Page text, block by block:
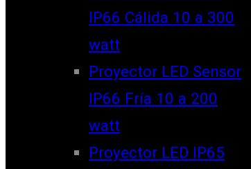
IP66 Cálida 10 a 300
watt
Proyector LED Sensor
IP66 Fría 10 a 200
watt
Proyector LED IP65